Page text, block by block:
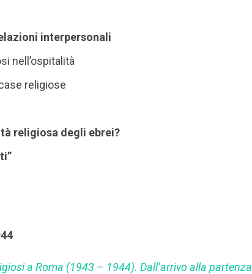
interpersonali
nell’ospitalità
religiose
religiosa degli ebrei?
a Roma (1943 – 1944). Dall’arrivo alla partenza